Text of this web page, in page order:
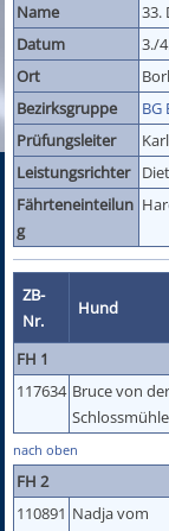
Name
33.
Datum
3./
Ort
Bezirksgruppe
BG
Prüfungsleiter
Leistungsrichter
Fährteneinteilun
g
ZB-
Nr.
Hund
FH 1
117634 Bruce von der
Schlossmühle
nach oben
FH 2
110891 Nadja vom